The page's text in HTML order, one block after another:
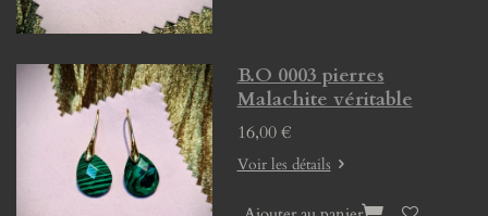
B.O 0003 pierres
Malachite véritable
16,00 €
Voir les détails